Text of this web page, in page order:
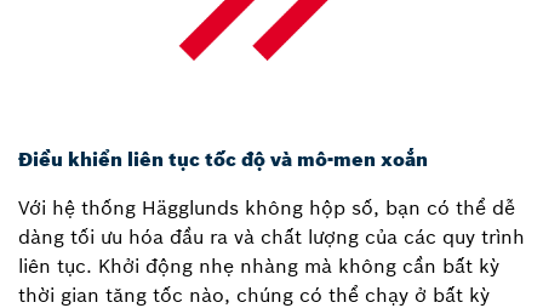
Điều khiển liên tục tốc độ và mô-men xoắn
Với hệ thống Hägglunds không hộp số, bạn có thể dễ
dàng tối ưu hóa đầu ra và chất lượng của các quy trình
liên tục. Khởi động nhẹ nhàng mà không cần bất kỳ
thời gian tăng tốc nào, chúng có thể chạy ở bất kỳ